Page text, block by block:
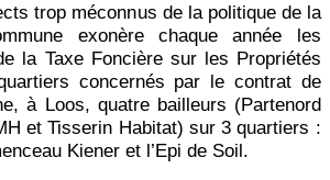
trop méconnus de la politique de la
exonère chaque année les
la Taxe Foncière sur les Propriétés
concernés par le contrat de
à Loos, quatre bailleurs (Partenord
et Tisserin Habitat) sur 3 quartiers :
Kiener et l’Epi de Soil.